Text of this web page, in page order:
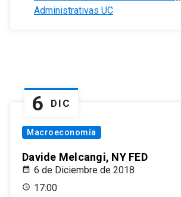
Administrativas UC
6 DIC
Macroeconomía
Davide Melcangi, NY FED
6 de Diciembre de 2018
17:00